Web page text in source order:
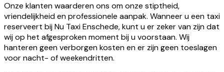
Onze klanten waarderen ons om onze stiptheid,
vriendelijkheid en professionele aanpak. Wanneer u een taxi
reserveert bij Nu Taxi Enschede, kunt u er zeker van zijn dat
wij op het afgesproken moment bij u voorstaan. Wij
hanteren geen verborgen kosten en er zijn geen toeslagen
voor nacht- of weekendritten.